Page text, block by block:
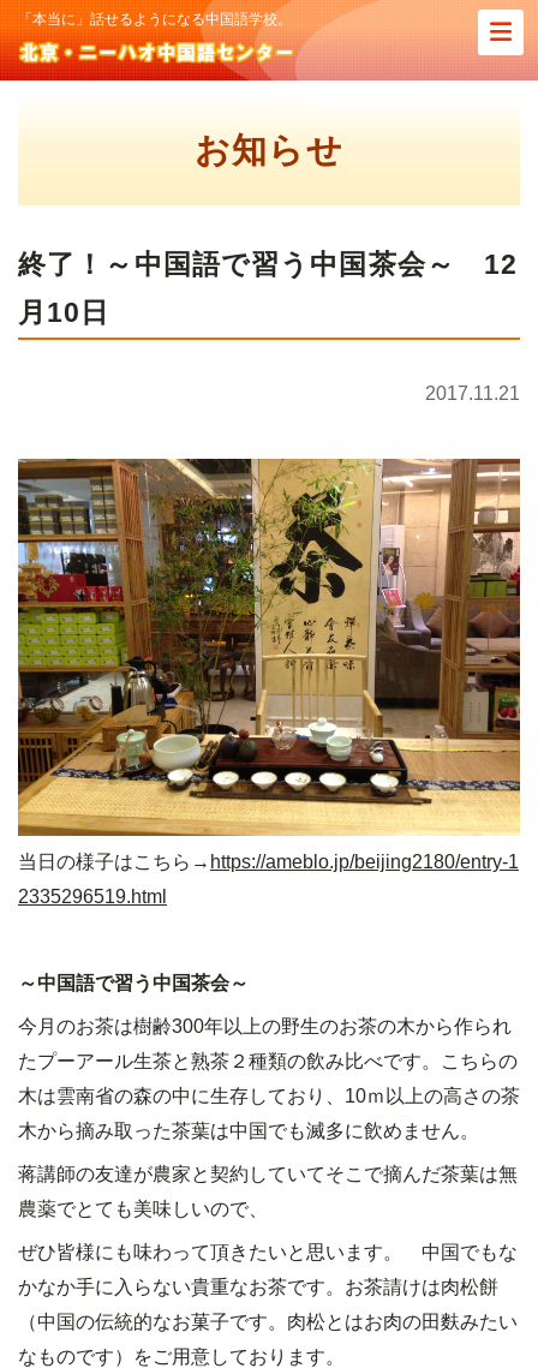
「本当に」話せるようになる中国語学校。
お知らせ
終了！～中国語で習う中国茶会～ 12
月10日
2017.11.21
当日の様子はこちら→ https://ameblo.jp/beijing2180/entry-1
2335296519.html
～中国語で習う中国茶会～
今月のお茶は樹齢300年以上の野生のお茶の木から作られ
たプーアール生茶と熟茶２種類の飲み比べです。こちらの
木は雲南省の森の中に生存しており、 10ｍ以上の高さの茶
木から摘み取った茶葉は中国でも滅多に飲めません。
蒋講師の友達が農家と契約していてそこで摘んだ茶葉は無
農薬でとても美味しいので、
ぜひ皆様にも味わって頂きたいと思います。 中国でもな
かなか手に入らない貴重なお茶です。お茶請けは肉松餅
（中国の伝統的なお菓子です。肉松とはお肉の田麩みたい
なものです）をご用意しております。